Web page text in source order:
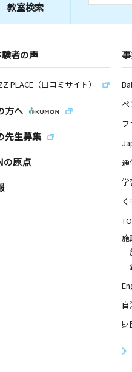
教室検索
者の声
PLACE（口コミサイト）
方へ
先生募集
の原点
ペ
フ
通
学
施
自
財